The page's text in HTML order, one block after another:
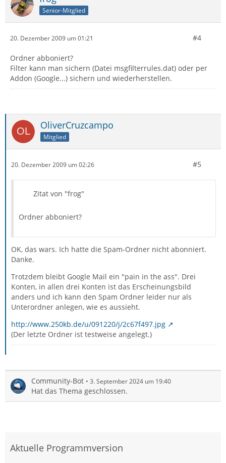
Senior-Mitglied
20. Dezember 2009 um 01:21 #4
Ordner abboniert?
Filter kann man sichern (Datei msgfilterrules.dat) oder per
Addon (Google...) sichern und wiederherstellen.
OliverCruzcampo
Mitglied
20. Dezember 2009 um 02:26 #5
Zitat von "frog"
Ordner abboniert?
OK, das wars. Ich hatte die Spam-Ordner nicht abonniert.
Danke.
Trotzdem bleibt Google Mail ein "pain in the ass". Drei
Konten, in allen drei Konten ist das Erscheinungsbild
anders und ich kann den Spam Ordner leider nur als
Unterordner anlegen, wie es aussieht.
http://www.250kb.de/u/091220/j/2c67f497.jpg
(Der letzte Ordner ist testweise angelegt.)
Community-Bot 3. September 2024 um 19:40
Hat das Thema geschlossen.
Aktuelle Programmversion